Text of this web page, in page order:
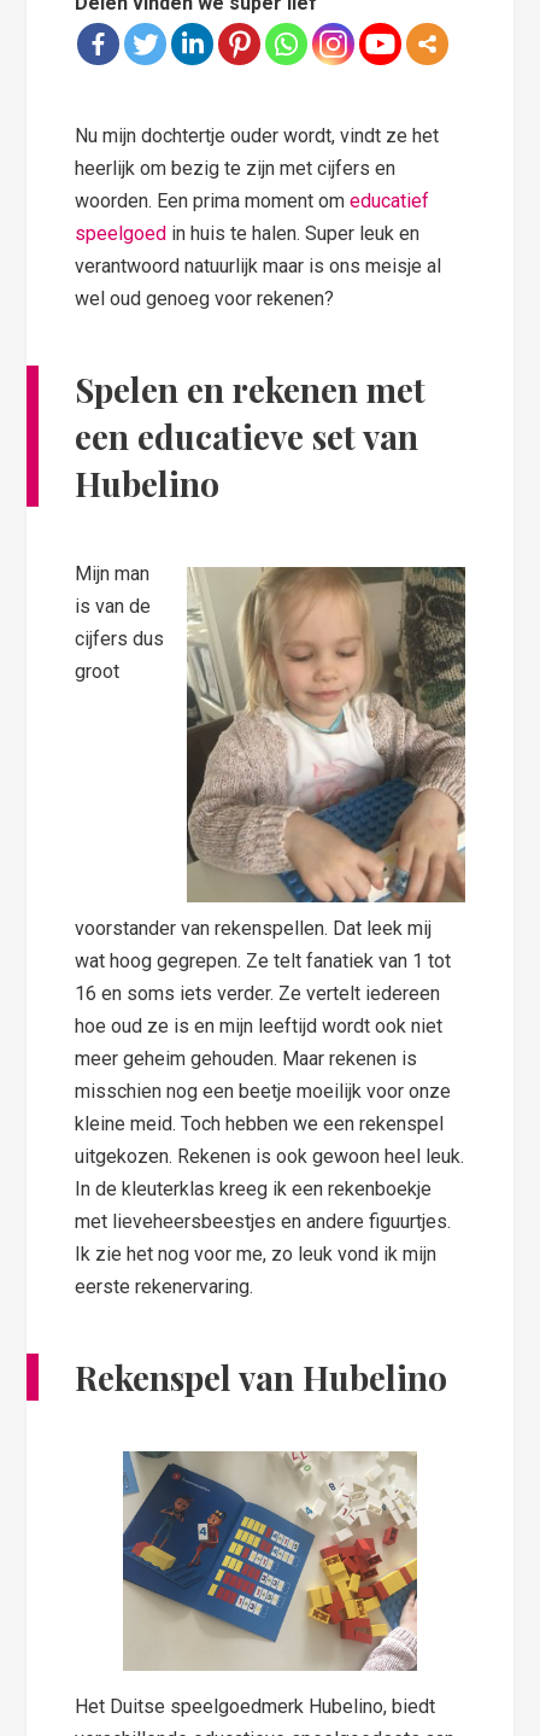
Nu mijn dochtertje ouder wordt, vindt ze het
heerlijk om bezig te zijn met cijfers en
woorden. Een prima moment omeducatief
speelgoed in huis te halen. Super leuk en
verantwoord natuurlijk maar is ons meisje al
wel oud genoeg voor rekenen?
Spelen en rekenen met
een educatieve set van
Hubelino
Mijn man
is van de
cijfers dus
groot
voorstander van rekenspellen. Dat leek mij
wat hoog gegrepen. Ze telt fanatiek van 1 tot
16 en soms iets verder. Ze vertelt iedereen
hoe oud ze is en mijn leeftijd wordt ook niet
meer geheim gehouden. Maar rekenen is
misschien nog een beetje moeilijk voor onze
kleine meid. Toch hebben we een rekenspel
uitgekozen. Rekenen is ook gewoon heel leuk.
In de kleuterklas kreeg ik een rekenboekje
met lieveheersbeestjes en andere figuurtjes.
Ik zie het nog voor me, zo leuk vond ik mijn
eerste rekenervaring.
Rekenspel van Hubelino
Het Duitse speelgoedmerk Hubelino, biedt